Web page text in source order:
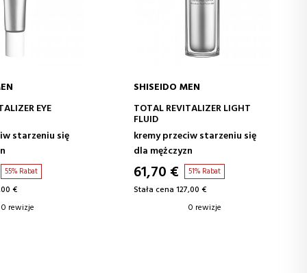
DO KOSZYKA
EYE
starzeniu się
55% Rabat
€
0 rewizje
DODAJ DO KOSZYKA
SHISEIDO MEN
TOTAL REVITALIZER LIGHT
FLUID
kremy przeciw starzeniu się
dla mężczyzn
61,70 € 51% Rabat
Stała cena 127,00 €
0 rewizje